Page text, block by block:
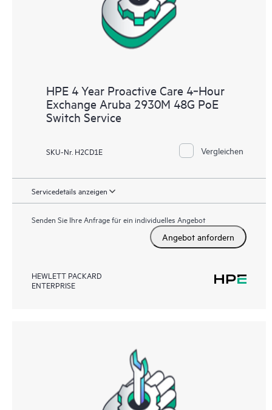
HPE 4 Year Proactive Care 4‑Hour
Exchange Aruba 2930M 48G PoE
Switch Service
SKU-Nr. H2CD1E Vergleichen
Servicedetails anzeigen
Senden Sie Ihre Anfrage für ein individuelles Angebot
Angebot anfordern
HEWLETT PACKARD
ENTERPRISE